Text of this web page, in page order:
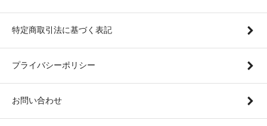
特定商取引法に基づく表記
プライバシーポリシー
お問い合わせ